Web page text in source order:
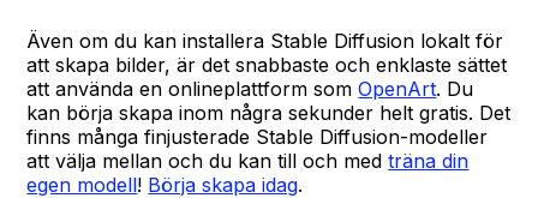
Även om du kan installera Stable Diffusion lokalt för
att skapa bilder, är det snabbaste och enklaste sättet
att använda en onlineplattform somOpenArt. Du
kan börja skapa inom några sekunder helt gratis. Det
finns många finjusterade Stable Diffusion-modeller
att välja mellan och du kan till och medträna din
egen modell! Börja skapa idag.